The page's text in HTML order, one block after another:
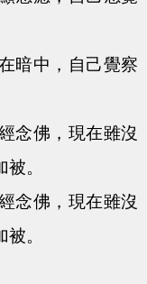
暗中，自己覺察
念佛，現在雖沒
。
念佛，現在雖沒
。